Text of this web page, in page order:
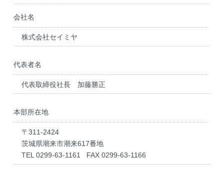
会社名
株式会社セイミヤ
代表者名
代表取締役社長 加藤勝正
本部所在地
〒311-2424
茨城県潮来市潮来617番地
TEL 0299-63-1161 FAX 0299-63-1166